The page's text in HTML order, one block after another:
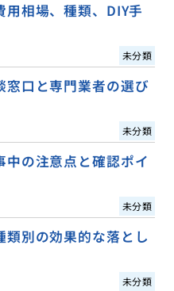
相場、種類、DIY手
未分類
窓口と専門業者の選び
未分類
の注意点と確認ポイ
未分類
別の効果的な落とし
未分類